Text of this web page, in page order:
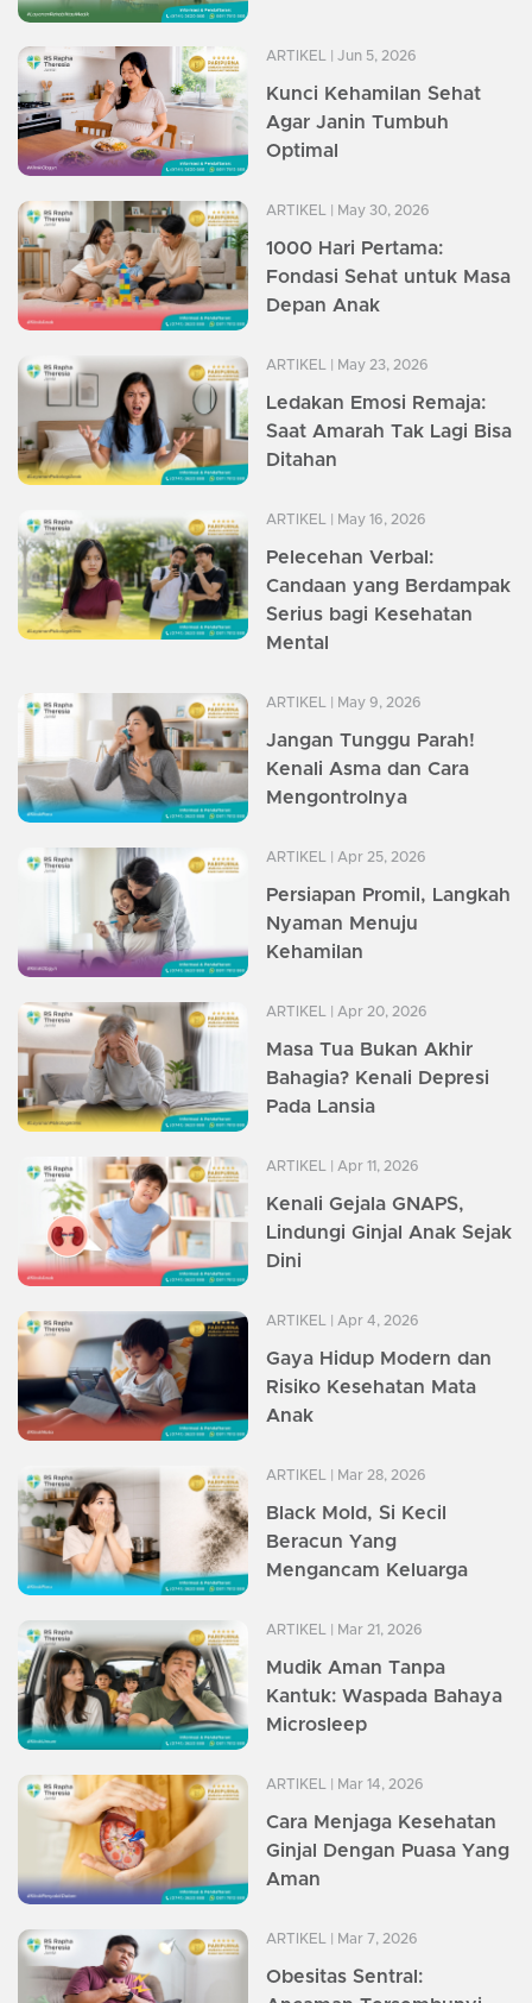
ARTIKEL | Jun 5, 2026
Kunci Kehamilan Sehat
Agar Janin Tumbuh
Optimal
ARTIKEL | May 30, 2026
1000 Hari Pertama:
Fondasi Sehat untuk Masa
Depan Anak
ARTIKEL | May 23, 2026
Ledakan Emosi Remaja:
Saat Amarah Tak Lagi Bisa
Ditahan
ARTIKEL | May 16, 2026
Pelecehan Verbal:
Candaan yang Berdampak
Serius bagi Kesehatan
Mental
ARTIKEL | May 9, 2026
Jangan Tunggu Parah!
Kenali Asma dan Cara
Mengontrolnya
ARTIKEL | Apr 25, 2026
Persiapan Promil, Langkah
Nyaman Menuju
Kehamilan
ARTIKEL | Apr 20, 2026
Masa Tua Bukan Akhir
Bahagia? Kenali Depresi
Pada Lansia
ARTIKEL | Apr 11, 2026
Kenali Gejala GNAPS,
Lindungi Ginjal Anak Sejak
Dini
ARTIKEL | Apr 4, 2026
Gaya Hidup Modern dan
Risiko Kesehatan Mata
Anak
ARTIKEL | Mar 28, 2026
Black Mold, Si Kecil
Beracun Yang
Mengancam Keluarga
ARTIKEL | Mar 21, 2026
Mudik Aman Tanpa
Kantuk: Waspada Bahaya
Microsleep
ARTIKEL | Mar 14, 2026
Cara Menjaga Kesehatan
Ginjal Dengan Puasa Yang
Aman
ARTIKEL | Mar 7, 2026
Obesitas Sentral: